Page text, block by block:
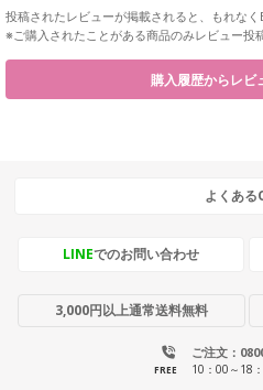
投稿されたレビューが掲載されると、もれな
※ご購入されたことがある商品のみレビュー投
購入履歴からレビ
よくあ
LINEでのお問い合わせ
3,000円以上通常送料無料
ご注文：
FREE 10：00～18